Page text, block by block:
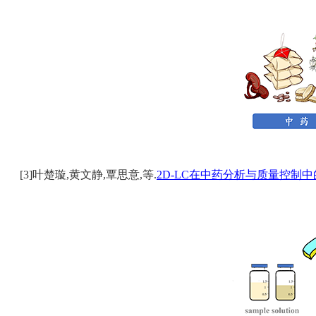
[3]叶楚璇,黄文静,覃思意,等.2D-LC在中药分析与质量控制